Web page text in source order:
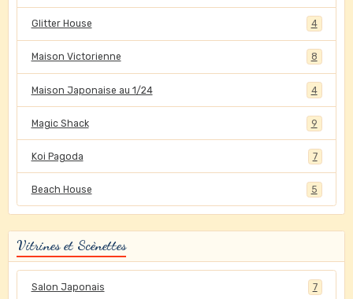
Glitter House 4
Maison Victorienne 8
Maison Japonaise au 1/24 4
Magic Shack 9
Koi Pagoda 7
Beach House 5
Vitrines et Scènettes
Salon Japonais 7